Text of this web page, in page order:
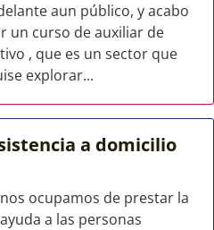
aun público, y acabo
un curso de auxiliar de
, que es un sector que
explorar...
a domicilio
ocupamos de prestar la
a las personas